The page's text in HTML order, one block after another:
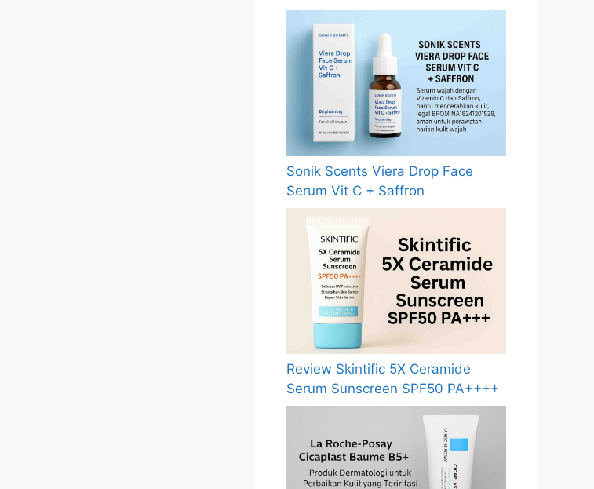
Sonik Scents Viera Drop Face
Serum Vit C + Saffron
Review Skintific 5X Ceramide
Serum Sunscreen SPF50 PA++++